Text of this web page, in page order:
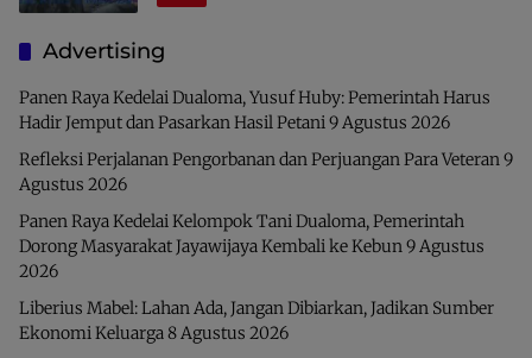
Advertising
Panen Raya Kedelai Dualoma, Yusuf Huby: Pemerintah Harus
Hadir Jemput dan Pasarkan Hasil Petani9 Agustus 2026
Refleksi Perjalanan Pengorbanan dan Perjuangan Para Veteran9
Agustus 2026
Panen Raya Kedelai Kelompok Tani Dualoma, Pemerintah
Dorong Masyarakat Jayawijaya Kembali ke Kebun9 Agustus
2026
Liberius Mabel: Lahan Ada, Jangan Dibiarkan, Jadikan Sumber
Ekonomi Keluarga8 Agustus 2026